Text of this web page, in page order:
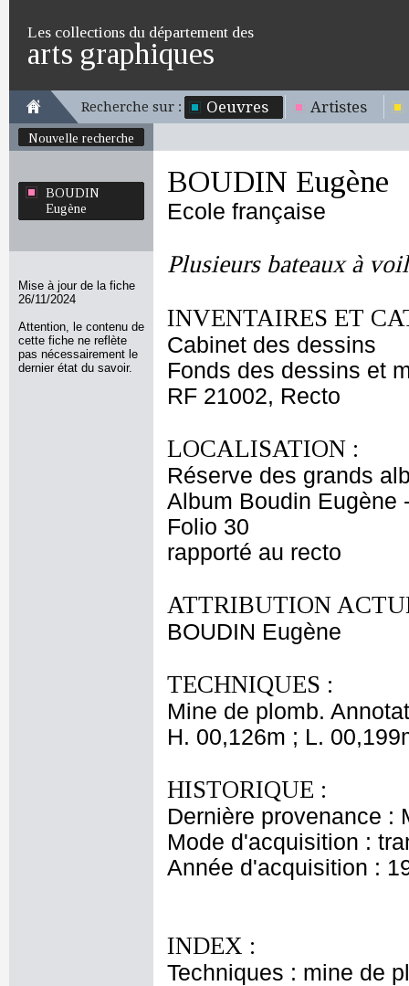
Les collections du département des
arts graphiques
Recherche sur : Oeuvres Artistes
Nouvelle recherche
BOUDIN
Eugène
Mise à jour de la fiche
26/11/2024
Attention, le contenu de
cette fiche ne reflète
pas nécessairement le
dernier état du savoir.
BOUDIN Eugène
Ecole française
Plusieurs bateaux à
INVENTAIRES ET
Cabinet des dessins
Fonds des dessins et
RF 21002, Recto
LOCALISATION :
Réserve des grands
Album Boudin Eugène
Folio 30
rapporté au recto
ATTRIBUTION
BOUDIN Eugène
TECHNIQUES :
Mine de plomb.
H. 00,126m ; L.
HISTORIQUE :
Dernière provenance :
Mode d'acquisition :
Année d'acquisition :
INDEX :
Techniques : mine de